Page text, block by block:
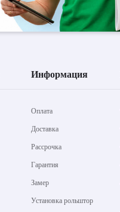
Информация
Оплата
Доставка
Рассрочка
Гарантия
Замер
Установка рольштор